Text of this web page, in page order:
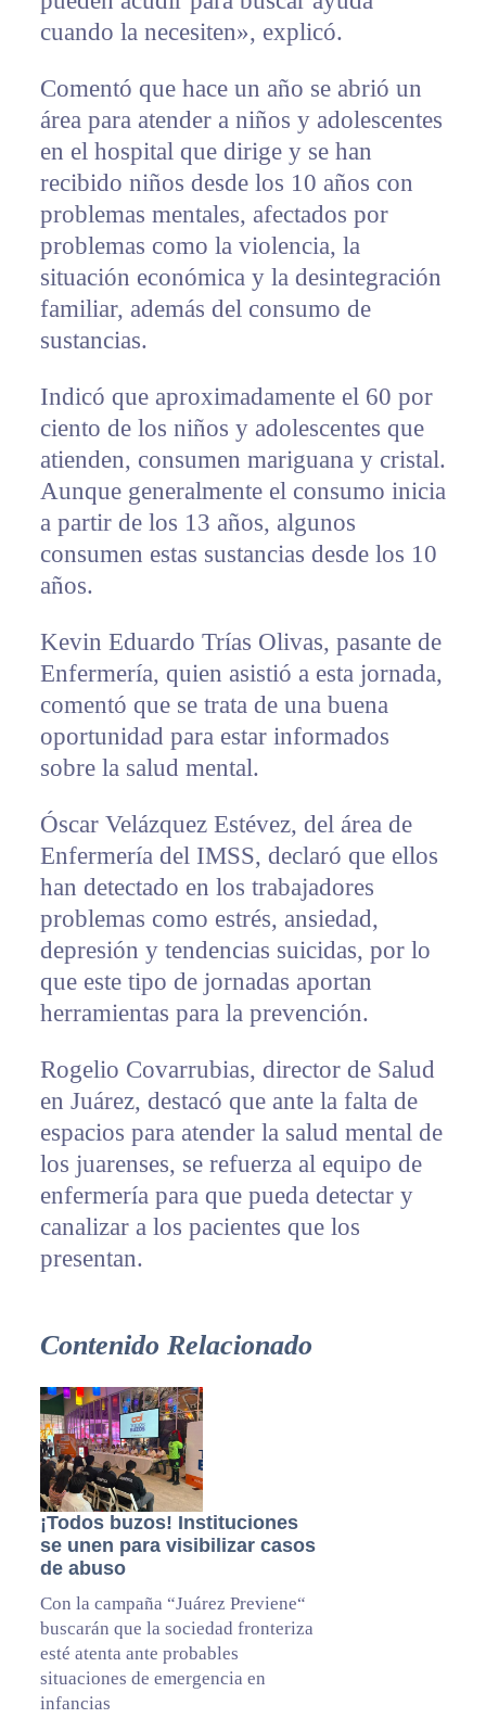
cuando la necesiten», explicó.
Comentó que hace un año se abrió un
área para atender a niños y adolescentes
en el hospital que dirige y se han
recibido niños desde los 10 años con
problemas mentales, afectados por
problemas como la violencia, la
situación económica y la desintegración
familiar, además del consumo de
sustancias.
Indicó que aproximadamente el 60 por
ciento de los niños y adolescentes que
atienden, consumen mariguana y cristal.
Aunque generalmente el consumo inicia
a partir de los 13 años, algunos
consumen estas sustancias desde los 10
años.
Kevin Eduardo Trías Olivas, pasante de
Enfermería, quien asistió a esta jornada,
comentó que se trata de una buena
oportunidad para estar informados
sobre la salud mental.
Óscar Velázquez Estévez, del área de
Enfermería del IMSS, declaró que ellos
han detectado en los trabajadores
problemas como estrés, ansiedad,
depresión y tendencias suicidas, por lo
que este tipo de jornadas aportan
herramientas para la prevención.
Rogelio Covarrubias, director de Salud
en Juárez, destacó que ante la falta de
espacios para atender la salud mental de
los juarenses, se refuerza al equipo de
enfermería para que pueda detectar y
canalizar a los pacientes que los
presentan.
Contenido Relacionado
¡Todos buzos! Instituciones
se unen para visibilizar casos
de abuso
Con la campaña “Juárez Previene“
buscarán que la sociedad fronteriza
esté atenta ante probables
situaciones de emergencia en
infancias